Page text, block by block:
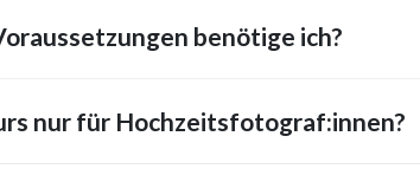
benötige ich?
nur für Hochzeitsfotograf:innen?